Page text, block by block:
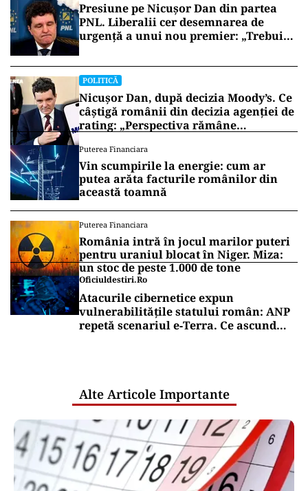
Presiune pe Nicușor Dan din partea
PNL. Liberalii cer desemnarea de
urgență a unui nou premier: „Trebuie
POLITICĂ
Nicușor Dan, după decizia Moody’s. Ce
câștigă românii din decizia agenției de
rating: „Perspectiva rămâne
Puterea Financiara
Vin scumpirile la energie: cum ar
putea arăta facturile românilor din
această toamnă
Puterea Financiara
România intră în jocul marilor puteri
pentru uraniul blocat în Niger. Miza:
un stoc de peste 1.000 de tone
Oficiuldestiri.ro
Atacurile cibernetice expun
vulnerabilitățile statului român: ANP
repetă scenariul e‑Terra. Ce ascund
Alte Articole Importante